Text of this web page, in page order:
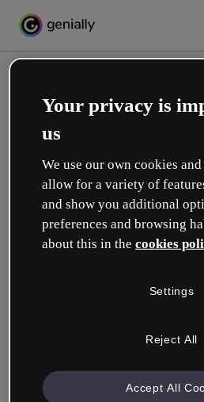
Créez votre
Votre rôle se rapproche
Société & Professionnels
Your privacy is
us
We use our own cookies
allow for a variety of
and show you additional
preferences and browsing
about this in the cookies
Settings
Reject All
Accept All